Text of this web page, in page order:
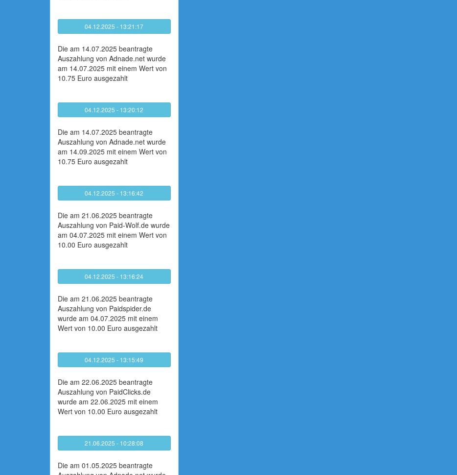
04.12.2025 - 13:21:17
Die am 14.07.2025 beantragte
Auszahlung von Adnade.net wurde
am 14.07.2025 mit einem Wert von
10.75 Euro ausgezahlt
04.12.2025 - 13:20:12
Die am 14.07.2025 beantragte
Auszahlung von Adnade.net wurde
am 14.09.2025 mit einem Wert von
10.75 Euro ausgezahlt
04.12.2025 - 13:16:42
Die am 21.06.2025 beantragte
Auszahlung von Paid-Wolf.de wurde
am 04.07.2025 mit einem Wert von
10.00 Euro ausgezahlt
04.12.2025 - 13:16:24
Die am 21.06.2025 beantragte
Auszahlung von Paidspider.de
wurde am 04.07.2025 mit einem
Wert von 10.00 Euro ausgezahlt
04.12.2025 - 13:15:49
Die am 22.06.2025 beantragte
Auszahlung von PaidClicks.de
wurde am 22.06.2025 mit einem
Wert von 10.00 Euro ausgezahlt
21.06.2025 - 10:28:08
Die am 01.05.2025 beantragte